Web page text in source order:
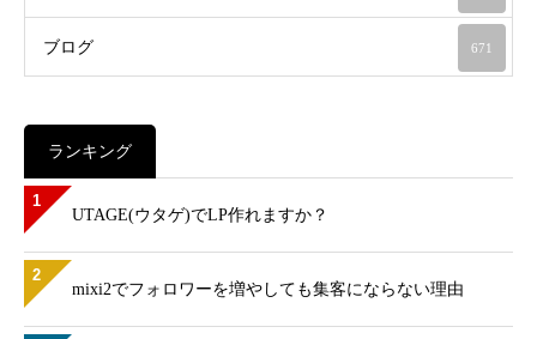
ブログ 671
ランキング
1
UTAGE(ウタゲ)でLP作れますか？
2
mixi2でフォロワーを増やしても集客にならない理由